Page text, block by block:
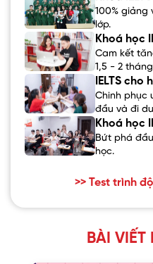
100% giảng
lớp.
Khoá học
Cam kết
1,5 - 2
IELTS cho
Chinh phục
đầu và đi
Khoá học
Bứt phá đầu
học.
>> Test trình
BÀI VIẾT